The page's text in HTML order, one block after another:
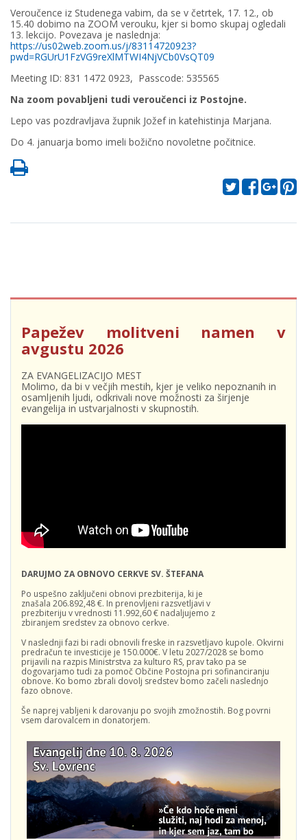
Veroučence iz Studenega vabim, da se v četrtek, 17. 12., ob
15.40 dobimo na ZOOM verouku, kjer si bomo skupaj ogledali
13. lekcijo. Povezava je naslednja:
https://us02web.zoom.us/j/83114720923?
pwd=RGUrU1FzVG9reXlMTWI4NjVCb0VsQT09
Meeting ID: 831 1472 0923, Passcode: 535565
Na zoom povabljeni tudi veroučenci iz Postojne.
Lepo vas pozdravljava župnik Jožef in katehistinja Marjana.
Do 4. januarja bomo imeli božično novoletne počitnice.
Papežev molitveni namen v
avgustu 2026
ZA EVANGELIZACIJO MEST
Molimo, da bi v večjih mestih, kjer je veliko nepoznanih in
osamljenih ljudi, odkrivali nove možnosti za širjenje
evangelija in ustvarjalnosti v skupnostih.
DARUJMO ZA OBNOVO CERKVE SV. ŠTEFANA
Po uspešno zaključeni obnovi prezbiterija, ki je
znašala 206.892,48 €. In prenovljeni razsvetljavi v
prezbiteriju v vrednosti 11.992,60 € nadaljujemo z
zbiranjem sredstev za obnovo cerkve.
V naslednji fazi bi radi obnovili freske in razsvetljavo kupole. Okvirni
predračun te investicije je 150.000€. V letu 2027/2028 se bomo
prijavili na razpis Ministrstva za kulturo RS, prav tako pa se
dogovarjamo tudi za pomoč Občine Postojna pri sofinanciranju
obnove. Ko bomo zbrali dovolj sredstev bomo začeli naslednjo
fazo obnove.
Še naprej vabljeni k darovanju po svojih zmožnostih. Bog povrni
vsem darovalcem in donatorjem.